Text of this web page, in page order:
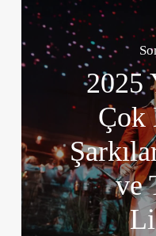
2025
Çok
ve